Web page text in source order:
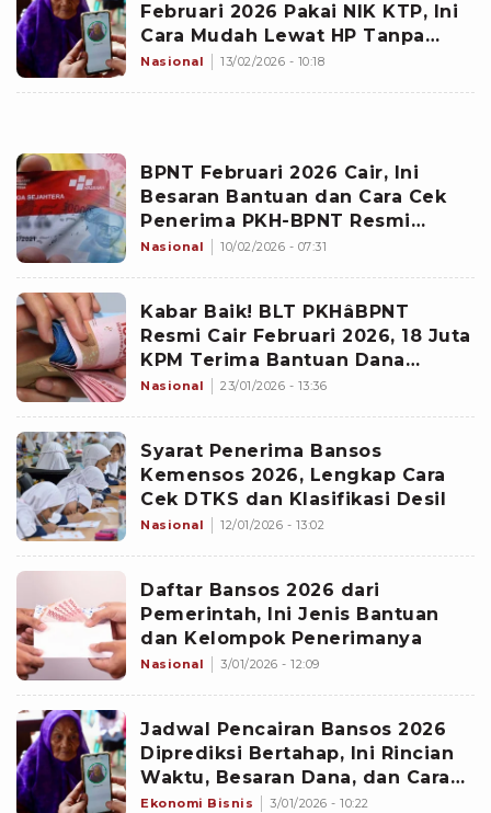
Februari 2026 Pakai NIK KTP, Ini
Cara Mudah Lewat HP Tanpa
Antre
Nasional 13/02/2026 - 10:18
BPNT Februari 2026 Cair, Ini
Besaran Bantuan dan Cara Cek
Penerima PKH-BPNT Resmi
Kemensos
Nasional 10/02/2026 - 07:31
Kabar Baik! BLT PKHâBPNT
Resmi Cair Februari 2026, 18 Juta
KPM Terima Bantuan Dana
Rp600.000 Jelang Ramadhan
Nasional 23/01/2026 - 13:36
Syarat Penerima Bansos
Kemensos 2026, Lengkap Cara
Cek DTKS dan Klasifikasi Desil
Nasional 12/01/2026 - 13:02
Daftar Bansos 2026 dari
Pemerintah, Ini Jenis Bantuan
dan Kelompok Penerimanya
Nasional 3/01/2026 - 12:09
Jadwal Pencairan Bansos 2026
Diprediksi Bertahap, Ini Rincian
Waktu, Besaran Dana, dan Cara
Cek KPM
Ekonomi Bisnis 3/01/2026 - 10:22